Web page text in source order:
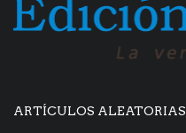
ARTÍCULOS ALEATORIAS